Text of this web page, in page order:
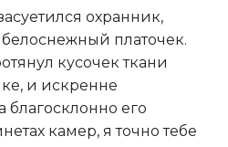
охранник,
платочек.
кусочек ткани
и искренне
благосклонно его
камер, я точно тебе